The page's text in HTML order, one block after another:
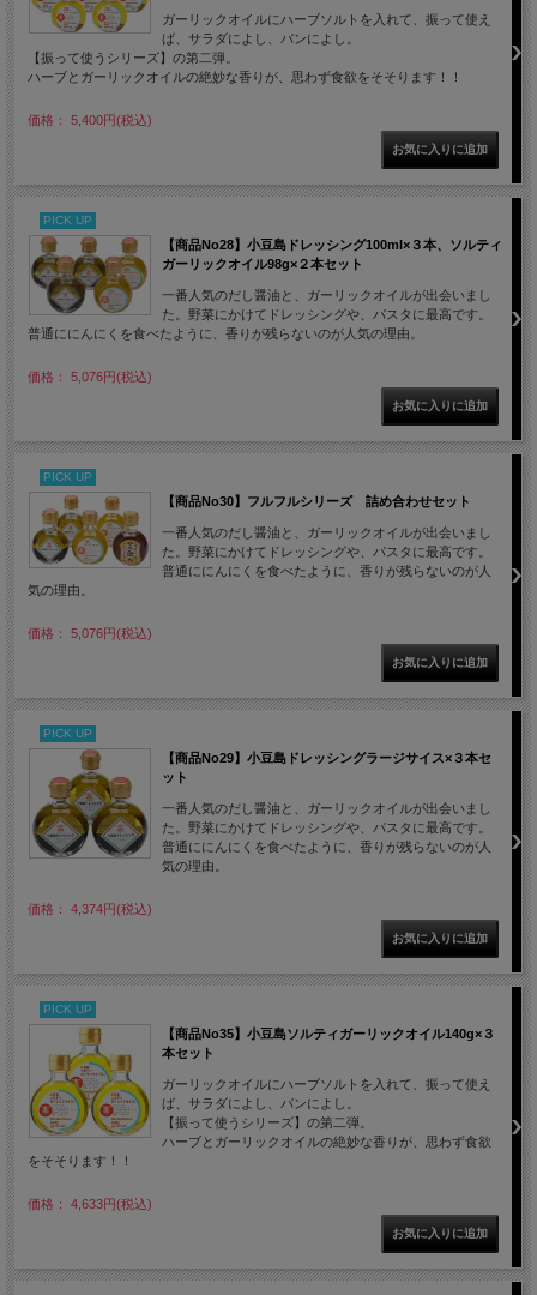
ガーリックオイルにハーブソルトを入れて、振って使え
ば、サラダによし、パンによし。
【振って使うシリーズ】の第二弾。
ハーブとガーリックオイルの絶妙な香りが、思わず食欲をそそります！！
価格： 5,400円(税込)
PICK UP
【商品No28】小豆島ドレッシング100ml×３本、ソルティ
ガーリックオイル98g×２本セット
一番人気のだし醤油と、ガーリックオイルが出会いまし
た。野菜にかけてドレッシングや、パスタに最高です。
普通ににんにくを食べたように、香りが残らないのが人気の理由。
価格： 5,076円(税込)
PICK UP
【商品No30】フルフルシリーズ 詰め合わせセット
一番人気のだし醤油と、ガーリックオイルが出会いまし
た。野菜にかけてドレッシングや、パスタに最高です。
普通ににんにくを食べたように、香りが残らないのが人
気の理由。
価格： 5,076円(税込)
PICK UP
【商品No29】小豆島ドレッシングラージサイス×３本セ
ット
一番人気のだし醤油と、ガーリックオイルが出会いまし
た。野菜にかけてドレッシングや、パスタに最高です。
普通ににんにくを食べたように、香りが残らないのが人
気の理由。
価格： 4,374円(税込)
PICK UP
【商品No35】小豆島ソルティガーリックオイル140g×３
本セット
ガーリックオイルにハーブソルトを入れて、振って使え
ば、サラダによし、パンによし。
【振って使うシリーズ】の第二弾。
ハーブとガーリックオイルの絶妙な香りが、思わず食欲
をそそります！！
価格： 4,633円(税込)